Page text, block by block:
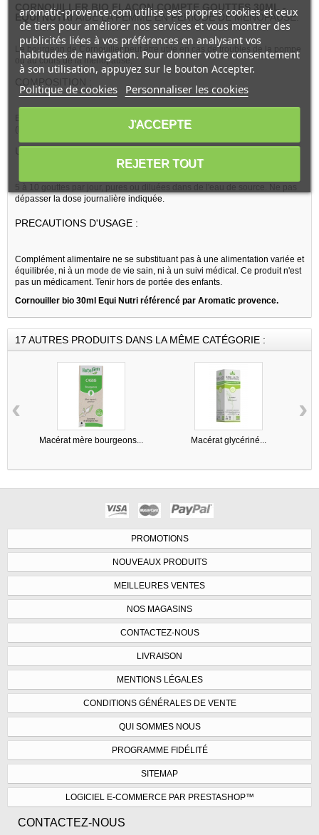
CORNOUILLER BIO FLACON COMPTE GOUTTES 30ML -
EQUI NUTRIAIDE LA FEMME EN PÉRIODE DE MÉNOPAUSE.
Le bourgeon de Cornouiller peut être utile en cas de troubles de la pompe
ou au cours de la ménopause.
COMPOSITION :
Eau, Ethanol* 25%volume issu du blé, Glycérine végétale* issue du colza
(E422), Cornus sanguinea* bourgeon: 0.6ml.
UTILISATION :
5 à 10 gouttes par jour, pures ou diluées dans de l'eau de source. Ne pas
dépasser la dose journalière indiquée.
PRECAUTIONS D'USAGE :
Complément alimentaire ne se substituant pas à une alimentation variée et
équilibrée, ni à un mode de vie sain, ni à un suivi médical. Ce produit n'est
pas un médicament. Tenir hors de portée des enfants.
Cornouiller bio 30ml Equi Nutri référencé par Aromatic provence.
17 AUTRES PRODUITS DANS LA MÊME CATÉGORIE :
Macérat mère bourgeons... Macérat glycériné...
‹ ›
PROMOTIONS
NOUVEAUX PRODUITS
MEILLEURES VENTES
NOS MAGASINS
CONTACTEZ-NOUS
LIVRAISON
MENTIONS LÉGALES
CONDITIONS GÉNÉRALES DE VENTE
QUI SOMMES NOUS
PROGRAMME FIDÉLITÉ
SITEMAP
LOGICIEL E-COMMERCE PAR PRESTASHOP™
CONTACTEZ-NOUS
aromatic-provence.com utilise ses propres cookies et ceux
de tiers pour améliorer nos services et vous montrer des
publicités liées à vos préférences en analysant vos
habitudes de navigation. Pour donner votre consentement
à son utilisation, appuyez sur le bouton Accepter.
Politique de cookies Personnaliser les cookies
REJETER TOUT
J'ACCEPTE